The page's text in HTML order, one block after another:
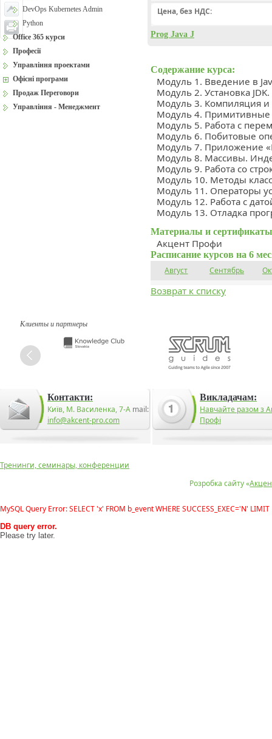
Цена, без НДС:
Prog Java J
Содержание курса:
Модуль 1. Введение в
Модуль 2. Установка
Модуль 3. Компиляция и
Модуль 4.
Модуль 5. Работа с
Модуль 6. Побитовые
Модуль 7. Приложение
Модуль 8. Массивы.
Модуль 9. Работа со
Модуль 10. Методы
Модуль 11. Операторы
Модуль 12. Работа с
Модуль 13. Отладка
Материалы и
Акцент Профи
Расписание курсов на 6
Август Сентябрь
Возврат к списку
DevOps Kubernetes Admin
Python
Office 365 курси
Професії
Управління проектами
Офісні програми
Продаж Переговори
Управління - Менеджмент
Клиенты и партнеры
Контакти:
Київ, М. Василенка, 7-А mail:
info@akcent-pro.com
Викладачам:
Навчайте разом з
Профі
Розробка сайту «
Тренинги, семинары, конференции
MySQL Query Error: SELECT 'x' FROM b_event WHERE SUCCESS_EXEC='N' LIMIT
DB query error.
Please try later.